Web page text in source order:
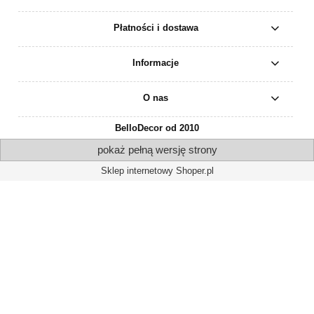
Płatności i dostawa
Informacje
O nas
BelloDecor od 2010
pokaż pełną wersję strony
Sklep internetowy Shoper.pl